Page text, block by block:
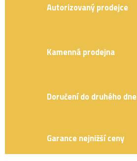
Autorizovaný prodejce
Kamenná prodejna
Doručení do druhého dne
Garance nejnižší ceny